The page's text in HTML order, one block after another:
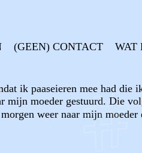
(GEEN) CONTACT WAT
ik paaseieren mee had die
mijn moeder gestuurd. Die
weer naar mijn moeder